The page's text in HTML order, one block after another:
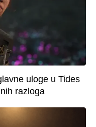
uloge u Tides
razloga